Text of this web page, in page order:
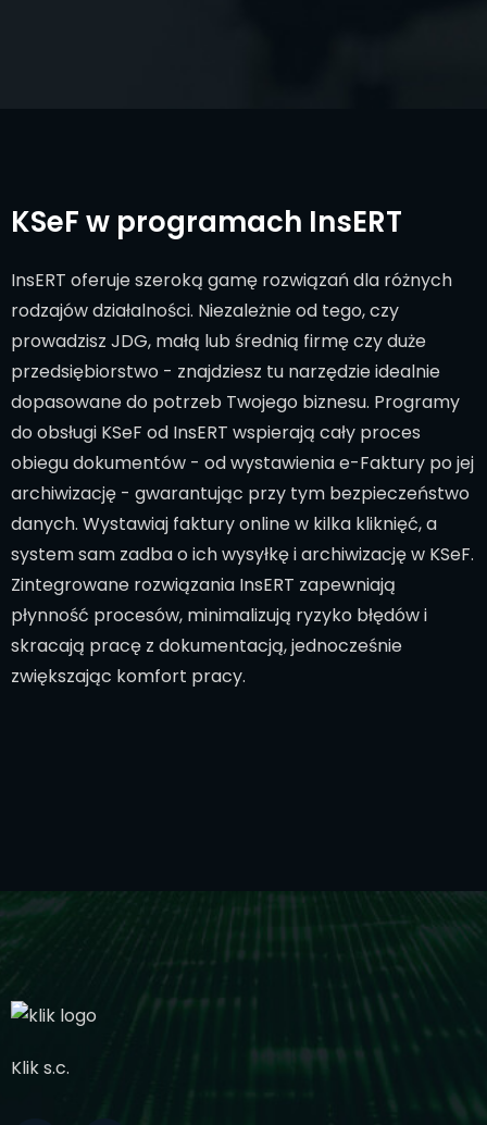
KSeF w programach InsERT
InsERT oferuje szeroką gamę rozwiązań dla różnych
rodzajów działalności. Niezależnie od tego, czy
prowadzisz JDG, małą lub średnią firmę czy duże
przedsiębiorstwo - znajdziesz tu narzędzie idealnie
dopasowane do potrzeb Twojego biznesu. Programy
do obsługi KSeF od InsERT wspierają cały proces
obiegu dokumentów - od wystawienia e-Faktury po jej
archiwizację - gwarantując przy tym bezpieczeństwo
danych. Wystawiaj faktury online w kilka kliknięć, a
system sam zadba o ich wysyłkę i archiwizację w KSeF.
Zintegrowane rozwiązania InsERT zapewniają
płynność procesów, minimalizują ryzyko błędów i
skracają pracę z dokumentacją, jednocześnie
zwiększając komfort pracy.
Klik s.c.